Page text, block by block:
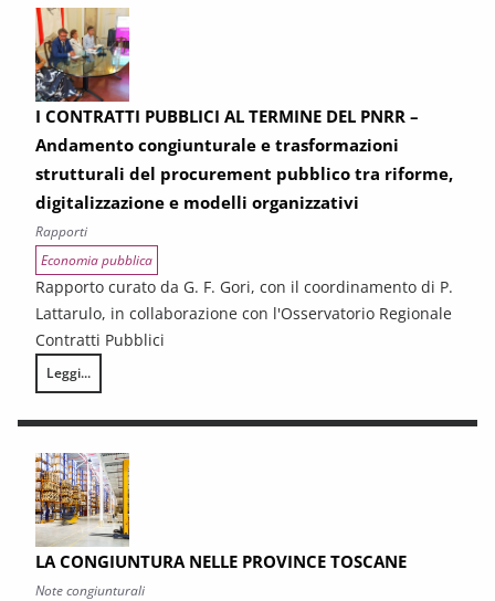
I CONTRATTI PUBBLICI AL TERMINE DEL PNRR –
Andamento congiunturale e trasformazioni
strutturali del procurement pubblico tra riforme,
digitalizzazione e modelli organizzativi
Rapporti
Economia pubblica
Rapporto curato da G. F. Gori, con il coordinamento di P.
Lattarulo, in collaborazione con l'Osservatorio Regionale
Contratti Pubblici
Leggi...
I CONTRATTI PUBBLICI AL TERMINE DEL PNRR – Andamento
LA CONGIUNTURA NELLE PROVINCE TOSCANE
Note congiunturali